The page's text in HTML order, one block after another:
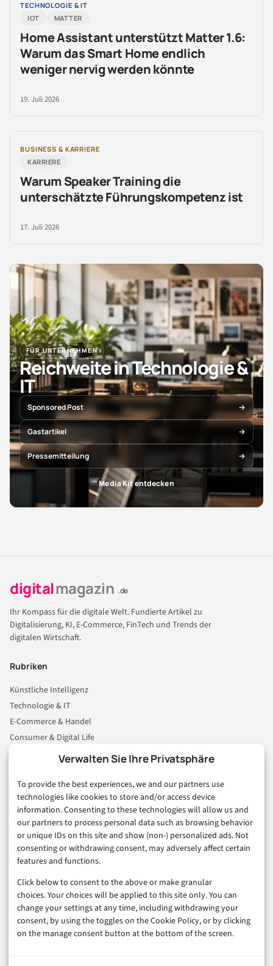
Verwalten Sie Ihre Privatsphäre
To provide the best experiences, we and our partners use
technologies like cookies to store and/or access device
information. Consenting to these technologies will allow us and
our partners to process personal data such as browsing behavior
or unique IDs on this site and show (non-) personalized ads. Not
consenting or withdrawing consent, may adversely affect certain
features and functions.
Click below to consent to the above or make granular
choices. Your choices will be applied to this site only. You can
change your settings at any time, including withdrawing your
consent, by using the toggles on the Cookie Policy, or by clicking
on the manage consent button at the bottom of the screen.
TECHNOLOGIE & IT
IOT
MATTER
Home Assistant unterstützt Matter 1.6:
Warum das Smart Home endlich
weniger nervig werden könnte
19. Juli 2026
BUSINESS & KARRIERE
KARRIERE
Warum Speaker Training die
unterschätzte Führungskompetenz ist
17. Juli 2026
FÜR UNTERNEHMEN
Reichweite in Technologie &
IT
Sponsored Post
Gastartikel
Pressemitteilung
Media Kit entdecken
digitalmagazin .de
Ihr Kompass für die digitale Welt. Fundierte Artikel zu
Digitalisierung, KI, E-Commerce, FinTech und Trends der
digitalen Wirtschaft.
Rubriken
Künstliche Intelligenz
Technologie & IT
E-Commerce & Handel
Consumer & Digital Life
Business & Karriere
Sicherheit & Recht
Digitalisierung
Marketing
Magazin
Unsere Redaktion
Werbeformate & Media Kit
Rechtliches